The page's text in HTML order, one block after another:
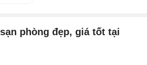
phòng đẹp, giá tốt tại